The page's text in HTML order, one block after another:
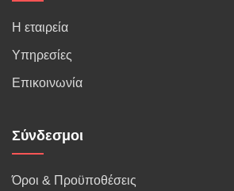
Η εταιρεία
Υπηρεσίες
Επικοινωνία
Σύνδεσμοι
Όροι & Προϋποθέσεις